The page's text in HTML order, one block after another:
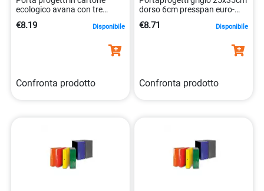
ecologico avana con tre
bottoni 35×25 cm
8055731910366
€8.19 Disponibile
Confronta prodotto
dorso 6cm presspan euro-
cp06gr 8052286880236
€8.71 Disponibile
Confronta prodotto